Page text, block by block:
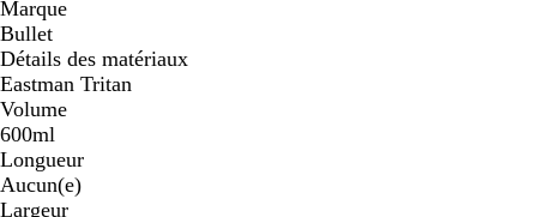
r
g
e
n
t
é
r
g
e
n
t
é
t
é
Marque
Bullet
Détails des matériaux
Eastman Tritan
Volume
600ml
Longueur
Aucun(e)
Largeur